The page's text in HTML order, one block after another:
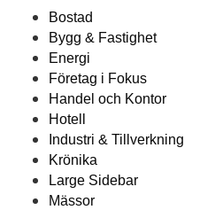
Bostad
Bygg & Fastighet
Energi
Företag i Fokus
Handel och Kontor
Hotell
Industri & Tillverkning
Krönika
Large Sidebar
Mässor